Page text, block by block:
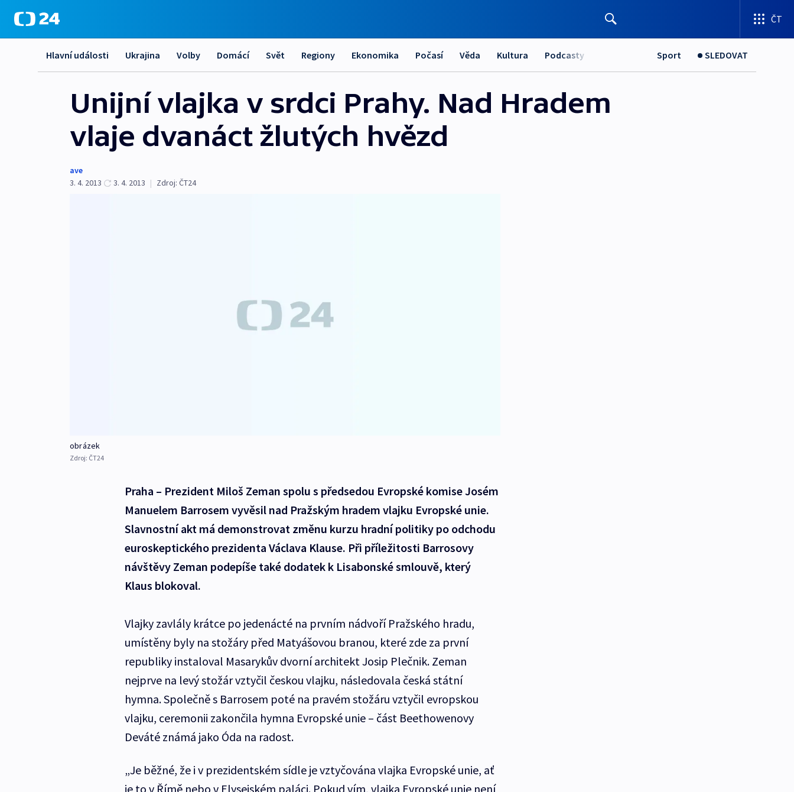
ČT
Hlavní události Ukrajina Volby Domácí Svět Regiony Ekonomika Počasí Věda Kultura Podcasty Sport SLEDOVAT
Unijní vlajka v srdci Prahy. Nad Hradem
vlaje dvanáct žlutých hvězd
ave
3. 4. 2013
3. 4. 2013 | Zdroj: ČT24
obrázek
Zdroj: ČT24
Praha – Prezident Miloš Zeman spolu s předsedou Evropské komise Josém
Manuelem Barrosem vyvěsil nad Pražským hradem vlajku Evropské unie.
Slavnostní akt má demonstrovat změnu kurzu hradní politiky po odchodu
euroskeptického prezidenta Václava Klause. Při příležitosti Barrosovy
návštěvy Zeman podepíše také dodatek k Lisabonské smlouvě, který
Klaus blokoval.
Vlajky zavlály krátce po jedenácté na prvním nádvoří Pražského hradu,
umístěny byly na stožáry před Matyášovou branou, které zde za první
republiky instaloval Masarykův dvorní architekt Josip Plečnik. Zeman
nejprve na levý stožár vztyčil českou vlajku, následovala česká státní
hymna. Společně s Barrosem poté na pravém stožáru vztyčil evropskou
vlajku, ceremonii zakončila hymna Evropské unie – část Beethowenovy
Deváté známá jako Óda na radost.
„Je běžné, že i v prezidentském sídle je vztyčována vlajka Evropské unie, ať
je to v Římě nebo v Elysejském paláci. Pokud vím, vlajka Evropské unie není